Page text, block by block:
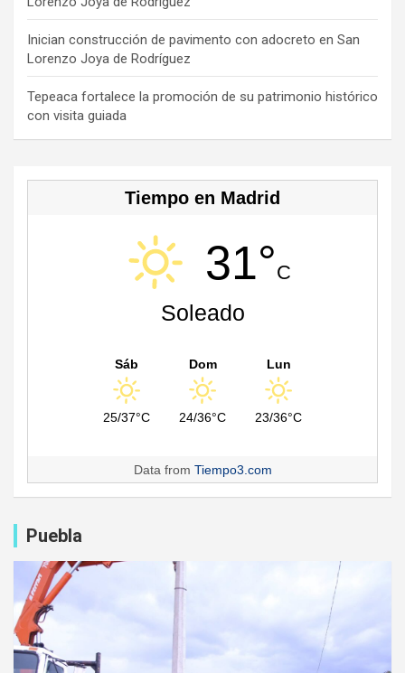
h
a
n
n
el
Inician construcción de pavimento con adocreto en San
Lorenzo Joya de Rodríguez
Tepeaca fortalece la promoción de su patrimonio histórico
con visita guiada
Tiempo en Madrid
31°C
Soleado
Sáb
25/37°C
Dom
24/36°C
Lun
23/36°C
Data from Tiempo3.com
Puebla